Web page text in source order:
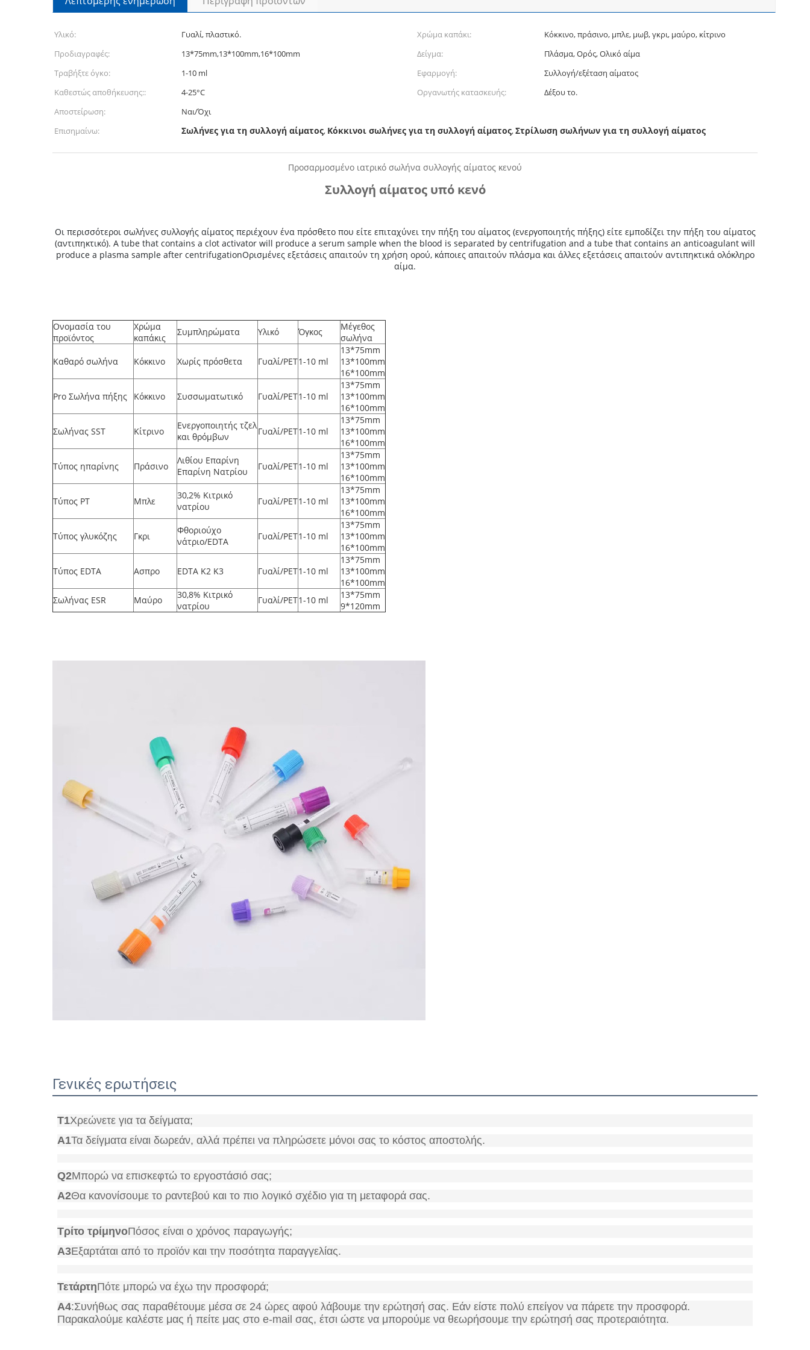
Υλικό: Γυαλί, πλαστικό. Χρώμα καπάκι:
Κόκκινο, πράσινο, μπλε, μωβ, γκρι, μαύρο, κίτρινο
Προδιαγραφές:
13*75mm,13*100mm,16*100mm Δείγμα:
Πλάσμα, Ορός, Ολικό αίμα
Τραβήξτε όγκο:
1-10 ml Εφαρμογή:
Συλλογή/εξέταση αίματος
Καθεστώς αποθήκευσης::
4-25°C Οργανωτής κατασκευής:
Δέξου το.
Αποστείρωση:
Ναι/Όχι
Επισημαίνω:
Σωλήνες για τη συλλογή αίματος, Κόκκινοι σωλήνες για τη συλλογή αίματος,Στρίλωση σωλήνων για τη συλλογή αίματος
Προσαρμοσμένο ιατρικό σωλήνα συλλογής αίματος κενού
Συλλογή αίματος υπό κενό
Οι περισσότεροι σωλήνες συλλογής αίματος περιέχουν ένα πρόσθετο που είτε επιταχύνει την πήξη του αίματος (ενεργοποιητής πήξης) είτε εμποδίζει την πήξη του αίματος
(αντιπηκτικό). A tube that contains a clot activator will produce a serum sample when the blood is separated by centrifugation and a tube that contains an anticoagulant will
produce a plasma sample after centrifugationΟρισμένες εξετάσεις απαιτούν τη χρήση ορού, κάποιες απαιτούν πλάσμα και άλλες εξετάσεις απαιτούν αντιπηκτικά ολόκληρο
αίμα.
Ονομασία του
προϊόντος
Χρώμα
καπάκις
Συμπληρώματα Υλικό Όγκος
Μέγεθος
σωλήνα
Καθαρό σωλήνα Κόκκινο Χωρίς πρόσθετα Γυαλί/PET1-10 ml
13*75mm
13*100mm
16*100mm
Pro Σωλήνα πήξης Κόκκινο Συσσωματωτικό Γυαλί/PET1-10 ml
13*75mm
13*100mm
16*100mm
Σωλήνας SST Κίτρινο
Ενεργοποιητής τζελ
και θρόμβων
Γυαλί/PET1-10 ml
13*75mm
13*100mm
16*100mm
Τύπος ηπαρίνης Πράσινο
Λιθίου Επαρίνη
Επαρίνη Νατρίου
Γυαλί/PET1-10 ml
13*75mm
13*100mm
16*100mm
Τύπος PT Μπλε
30,2% Κιτρικό
νατρίου
Γυαλί/PET1-10 ml
13*75mm
13*100mm
16*100mm
Τύπος γλυκόζης Γκρι
Φθοριούχο
νάτριο/EDTA
Γυαλί/PET1-10 ml
13*75mm
13*100mm
16*100mm
Τύπος EDTA Ασπρο EDTA K2 K3 Γυαλί/PET1-10 ml
13*75mm
13*100mm
16*100mm
Σωλήνας ESR
Μαύρο
30,8% Κιτρικό
νατρίου
Γυαλί/PET1-10 ml
13*75mm
9*120mm
Γενικές ερωτήσεις
Τ1Χρεώνετε για τα δείγματα;
Α1Τα δείγματα είναι δωρεάν, αλλά πρέπει να πληρώσετε μόνοι σας το κόστος αποστολής.
Q2Μπορώ να επισκεφτώ το εργοστάσιό σας;
Α2Θα κανονίσουμε το ραντεβού και το πιο λογικό σχέδιο για τη μεταφορά σας.
Τρίτο τρίμηνοΠόσος είναι ο χρόνος παραγωγής;
Α3Εξαρτάται από το προϊόν και την ποσότητα παραγγελίας.
ΤετάρτηΠότε μπορώ να έχω την προσφορά;
Α4:Συνήθως σας παραθέτουμε μέσα σε 24 ώρες αφού λάβουμε την ερώτησή σας. Εάν είστε πολύ επείγον να πάρετε την προσφορά.
Παρακαλούμε καλέστε μας ή πείτε μας στο e-mail σας, έτσι ώστε να μπορούμε να θεωρήσουμε την ερώτησή σας προτεραιότητα.